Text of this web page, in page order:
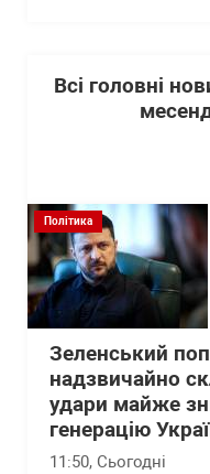
Всі головні
Політика
Зеленський
надзвичайно
удари майже
генерацію
11:50, Сьогодні